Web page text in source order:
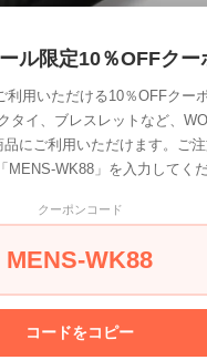
ル限定10％OFFクー
利用いただける10％OFFクーポ
タイ、ブレスレットなど、
にご利用いただけます。ご
MENS-WK88」を入力してくだ
クーポンコード
MENS-WK88
コードをコピー